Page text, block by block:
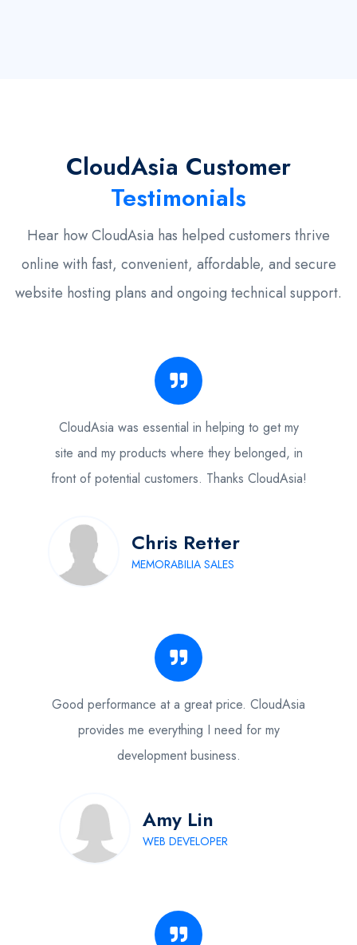
CloudAsia Customer
Testimonials
Hear how CloudAsia has helped customers thrive
online with fast, convenient, affordable, and secure
website hosting plans and ongoing technical support.
CloudAsia was essential in helping to get my
site and my products where they belonged, in
front of potential customers. Thanks CloudAsia!
Chris Retter
MEMORABILIA SALES
Good performance at a great price. CloudAsia
provides me everything I need for my
development business.
Amy Lin
WEB DEVELOPER